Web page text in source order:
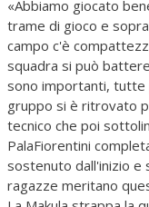
«Abbiamo giocato
trame di gioco e
campo c'è
squadra si può
sono importanti, tutte
gruppo si è ritrovato
tecnico che poi
PalaFiorentini
sostenuto dall'inizio e
ragazze meritano